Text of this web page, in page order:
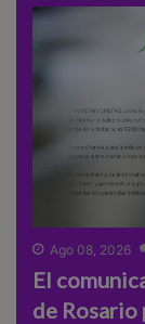
Ago 08, 2026
El
de Rosario